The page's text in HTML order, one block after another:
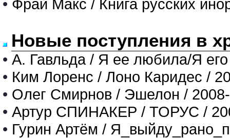
• Фрай Макс / Книга русских
Новые поступления в
• А. Гавльда / Я ее любила/Я
• Ким Лоренс / Лоно Каридес /
• Олег Смирнов / Эшелон /
• Артур СПИНАКЕР / ТОРУС /
• Гурин Артём /